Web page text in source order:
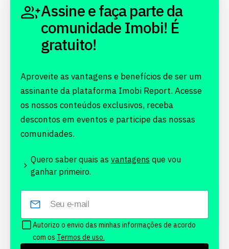
Assine e faça parte da
comunidade Imobi! É
gratuito!
Aproveite as vantagens e benefícios de ser um
assinante da plataforma Imobi Report. Acesse
os nossos conteúdos exclusivos, receba
descontos em eventos e participe das nossas
comunidades.
Quero saber quais as vantagens que vou
ganhar primeiro.
Autorizo o envio das minhas informações de acordo
com os Termos de uso.